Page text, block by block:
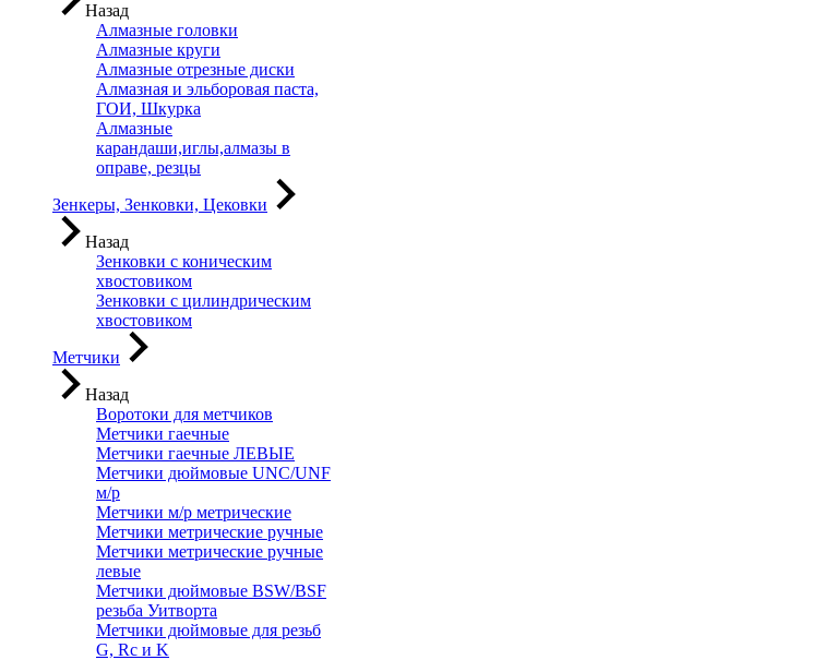
Назад
Алмазные головки
Алмазные круги
Алмазные отрезные диски
Алмазная и эльборовая паста,
ГОИ, Шкурка
Алмазные
карандаши,иглы,алмазы в
оправе, резцы
Зенкеры, Зенковки, Цековки
Назад
Зенковки с коническим
хвостовиком
Зенковки с цилиндрическим
хвостовиком
Метчики
Назад
Воротоки для метчиков
Метчики гаечные
Метчики гаечные ЛЕВЫЕ
Метчики дюймовые UNC/UNF
м/р
Метчики м/р метрические
Метчики метрические ручные
Метчики метрические ручные
левые
Метчики дюймовые BSW/BSF
резьба Уитворта
Метчики дюймовые для резьб
G, Rc и K